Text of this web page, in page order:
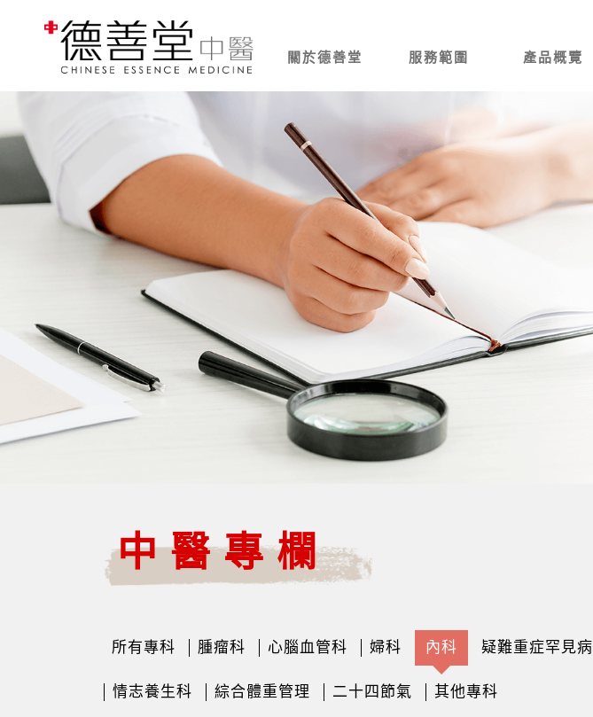
關於德善堂 服務範圍 產品概覽
中醫專欄
所有專科 腫瘤科 心腦血管科 婦科 內科 疑難重症罕見病
情志養生科 綜合體重管理 二十四節氣 其他專科